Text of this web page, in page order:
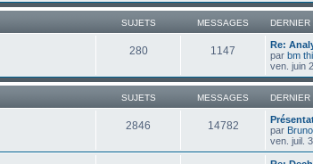
SUJETS MESSAGES
280 1147
Re:
par bm
ven. juin
SUJETS MESSAGES
2846 14782
par
ven. juil.